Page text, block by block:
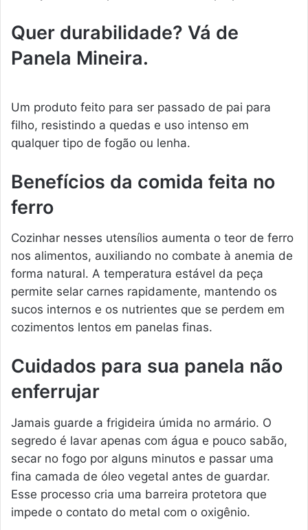
Quer durabilidade? Vá de
Panela Mineira.
Um produto feito para ser passado de pai para
filho, resistindo a quedas e uso intenso em
qualquer tipo de fogão ou lenha.
Benefícios da comida feita no
ferro
Cozinhar nesses utensílios aumenta o teor de ferro
nos alimentos, auxiliando no combate à anemia de
forma natural. A temperatura estável da peça
permite selar carnes rapidamente, mantendo os
sucos internos e os nutrientes que se perdem em
cozimentos lentos em panelas finas.
Cuidados para sua panela não
enferrujar
Jamais guarde a frigideira úmida no armário. O
segredo é lavar apenas com água e pouco sabão,
secar no fogo por alguns minutos e passar uma
fina camada de óleo vegetal antes de guardar.
Esse processo cria uma barreira protetora que
impede o contato do metal com o oxigênio.